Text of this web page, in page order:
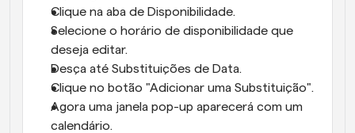
Clique na aba de Disponibilidade.
Selecione o horário de disponibilidade que
deseja editar.
Desça até Substituições de Data.
Clique no botão "Adicionar uma Substituição".
Agora uma janela pop-up aparecerá com um
calendário.